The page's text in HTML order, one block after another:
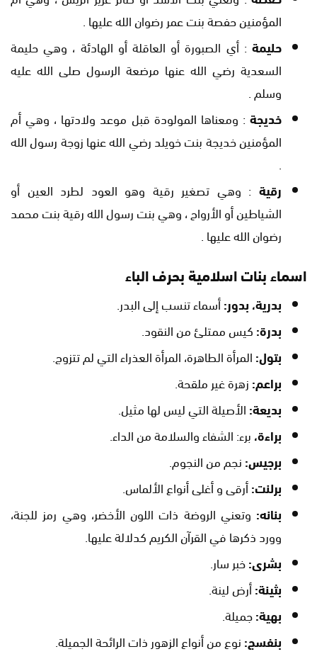
المؤمنين حفصة بنت عمر رضوان الله عليها .
حليمة : أي الصبورة أو العاقلة أو الهادئة ، وهي حليمة
السعدية رضي الله عنها مرضعة الرسول صلى الله عليه
وسلم .
خديجة : ومعناها المولودة قبل موعد ولادتها ، وهي أم
المؤمنين خديجة بنت خويلد رضي الله عنها زوجة رسول الله
.
رقية : وهي تصغير رقية وهو العود لطرد العين أو
الشياطين أو الأرواح ، وهي بنت رسول الله رقية بنت محمد
رضوان الله عليها .
اسماء بنات اسلامية بحرف الباء
بدرية، بدور:أسماء تنسب إلى البدر.
بدرة:كيس ممتلئ من النقود.
بتول:المرأة الطاهرة، المرأة العذراء التي لم تتزوج.
براعم:زهرة غير ملقحة.
بديعة:الأصيلة التي ليس لها مثيل.
براءة،برء: الشفاء والسلامة من الداء.
برجيس:نجم من النجوم.
برلنت:أرقى و أغلى أنواع الألماس.
بنانه: وتعني الروضة ذات اللون الأخضر، وهي رمز للجنة،
وورد ذكرها في القرآن الكريم كدلالة عليها.
بشرى:خبر سار.
بثينة:أرض لينة.
بهية:جميلة.
بنفسج:نوع من أنواع الزهور ذات الرائحة الجميلة.